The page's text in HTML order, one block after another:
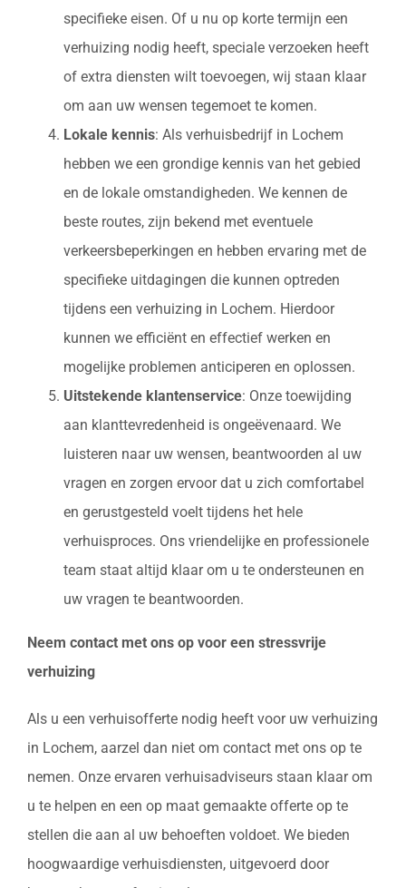
specifieke eisen. Of u nu op korte termijn een
verhuizing nodig heeft, speciale verzoeken heeft
of extra diensten wilt toevoegen, wij staan klaar
om aan uw wensen tegemoet te komen.
Lokale kennis: Als verhuisbedrijf in Lochem
hebben we een grondige kennis van het gebied
en de lokale omstandigheden. We kennen de
beste routes, zijn bekend met eventuele
verkeersbeperkingen en hebben ervaring met de
specifieke uitdagingen die kunnen optreden
tijdens een verhuizing in Lochem. Hierdoor
kunnen we efficiënt en effectief werken en
mogelijke problemen anticiperen en oplossen.
Uitstekende klantenservice: Onze toewijding
aan klanttevredenheid is ongeëvenaard. We
luisteren naar uw wensen, beantwoorden al uw
vragen en zorgen ervoor dat u zich comfortabel
en gerustgesteld voelt tijdens het hele
verhuisproces. Ons vriendelijke en professionele
team staat altijd klaar om u te ondersteunen en
uw vragen te beantwoorden.
Neem contact met ons op voor een stressvrije
verhuizing
Als u een verhuisofferte nodig heeft voor uw verhuizing
in Lochem, aarzel dan niet om contact met ons op te
nemen. Onze ervaren verhuisadviseurs staan klaar om
u te helpen en een op maat gemaakte offerte op te
stellen die aan al uw behoeften voldoet. We bieden
hoogwaardige verhuisdiensten, uitgevoerd door